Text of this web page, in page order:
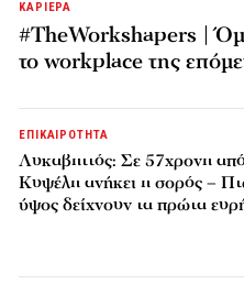
ΚΑΡΙΕΡΑ
#TheWorkshapers |
το workplace της
ΕΠΙΚΑΙΡΟΤΗΤΑ
Λυκαβηττός: Σε 57χρονη
Κυψέλη ανήκει η σορός –
ύψος δείχνουν τα πρώτα